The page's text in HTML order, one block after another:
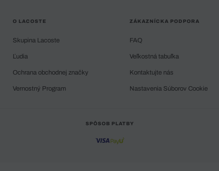
O LACOSTE
Skupina Lacoste
Ľudia
Ochrana obchodnej značky
Vernostný Program
ZÁKAZNÍCKA PODPORA
FAQ
Veľkostná tabuľka
Kontaktujte nás
Nastavenia Súborov Cookie
SPÔSOB PLATBY